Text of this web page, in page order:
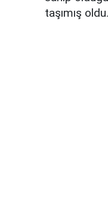
taşımış oldu.